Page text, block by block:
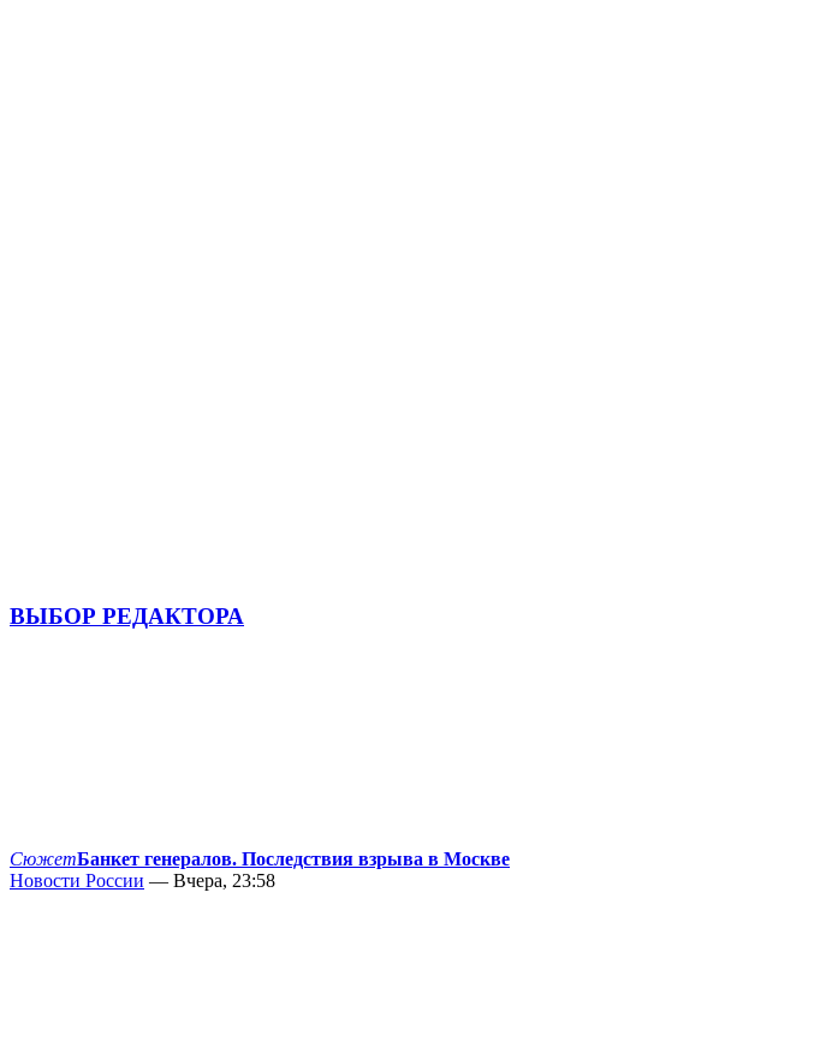
ВЫБОР РЕДАКТОРА
СюжетБанкет генералов. Последствия взрыва в Москве
Новости России — Вчера, 23:58